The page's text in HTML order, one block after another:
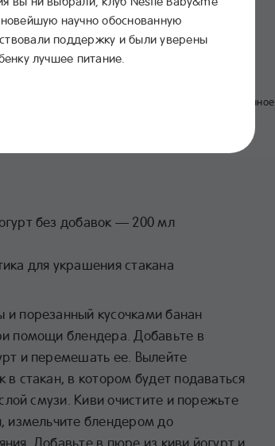
В избранное
без добавок — 200 мл
для украшения стакана
порезанный кусочками банан
помощи блендера. Добавьте в
и перемешать ее. Вылейте
в стакан, в котором будет подаваться
смузи. Киви очистите и порежьте
измельчите блендером до
Добавьте в пюре из киви йогурт и
научно обоснованную
поддержку и были уверены
лучшее питание.